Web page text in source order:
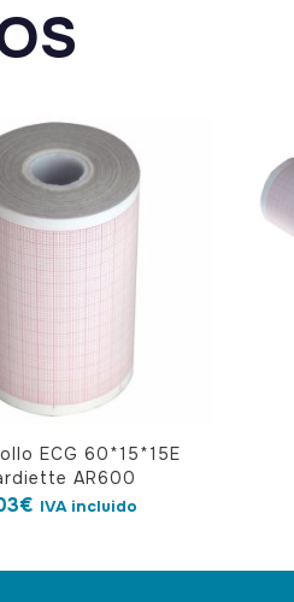
ECG 60*15*15E
AR600
€ IVA incluido